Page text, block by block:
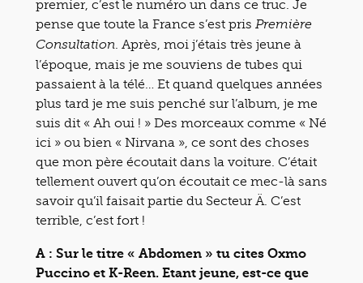
premier, c’est le numéro un dans ce truc. Je
pense que toute la France s’est pris Première
Consultation. Après, moi j’étais très jeune à
l’époque, mais je me souviens de tubes qui
passaient à la télé… Et quand quelques années
plus tard je me suis penché sur l’album, je me
suis dit « Ah oui ! » Des morceaux comme « Né
ici » ou bien « Nirvana », ce sont des choses
que mon père écoutait dans la voiture. C’était
tellement ouvert qu’on écoutait ce mec-là sans
savoir qu’il faisait partie du Secteur Ä. C’est
terrible, c’est fort !
A : Sur le titre « Abdomen » tu cites Oxmo
Puccino et K-Reen. Etant jeune, est-ce que